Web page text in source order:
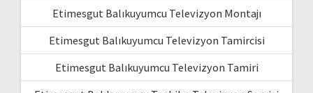
Etimesgut Balıkuyumcu Televizyon Montajı
Etimesgut Balıkuyumcu Televizyon Tamircisi
Etimesgut Balıkuyumcu Televizyon Tamiri